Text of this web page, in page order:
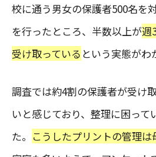
校に通う男女の保護者500名を
を行ったところ、半数以上が週
受け取っている という実態がわ
調査では約4割の保護者が受け
いと感じており、整理に困って
た。 こうしたプリントの管理